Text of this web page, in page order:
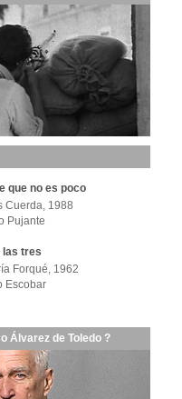
que no es poco
Cuerda, 1988
Pujante
las tres
Forqué, 1962
Escobar
Álvarez de Toledo ?